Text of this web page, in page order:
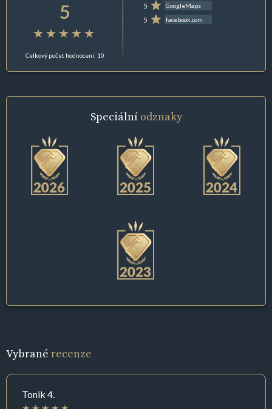
5
Celkový počet hodnocení: 10
5 GoogleMaps
5 facebook.com
Speciální odznaky
Vybrané recenze
Tonik 4.